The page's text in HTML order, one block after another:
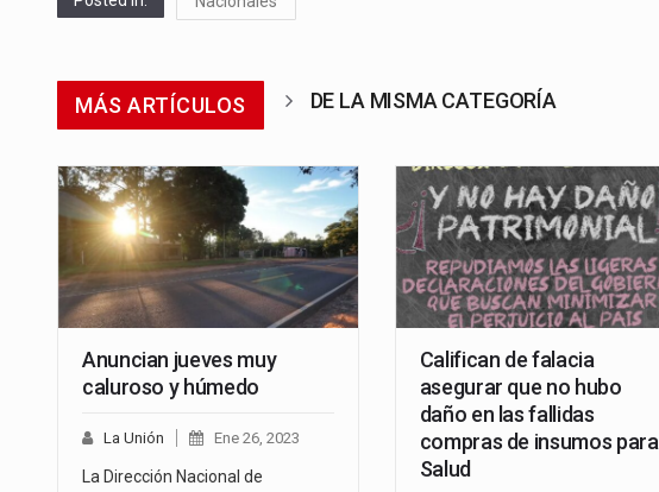
MÁS ARTÍCULOS DE LA MISMA CATEGORÍA
Anuncian jueves muy
caluroso y húmedo
La Unión Ene 26, 2023
La Dirección Nacional de
Califican de falacia
asegurar que no hubo
daño en las fallidas
compras de insumos para
Salud